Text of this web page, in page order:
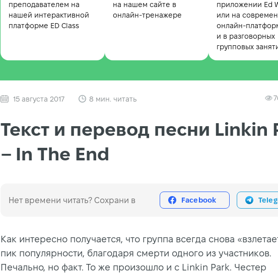
преподавателем на
нашей интерактивной
платформе ED Class
на нашем сайте в
онлайн-тренажере
приложении Ed
или на
онлайн-
и в разговорных
групповых
15 августа 2017 8 мин. читать
Текст и перевод песни Linkin
– In The End
Нет времени читать? Сохрани в Facebook
Как интересно получается, что группа всегда снова
пик популярности, благодаря смерти одного из участников.
Печально, но факт. То же произошло и с Linkin Park. Честер